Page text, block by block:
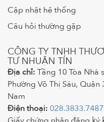
Cập nhật hệ thống
Câu hỏi thường gặp
CÔNG TY TNHH
TƯ NHUẬN TÍN
Địa chỉ: Tầng 10 Tòa Nhà
Phường Võ Thị Sáu,
Nam
Điện thoại: 028.3833.7487